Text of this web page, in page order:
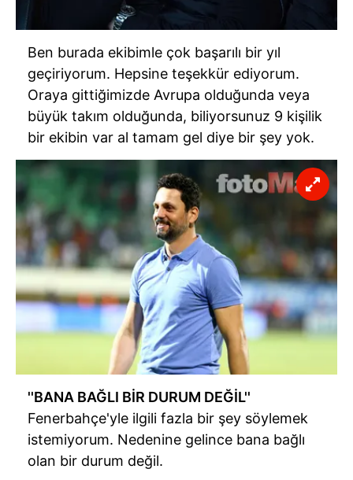
kullanılmaktadır. Diğer çerezler, sitemizin daha işlevsel
kılınması ve kişiselleştirilmesi ve sizlere yönelik
reklam/pazarlama faaliyetlerinin yapılması, amaçlarıyla
sınırlı olarak açık rızanız dahilinde kullanılacaktır.
Çerezlere ilişkin tercihlerinizi aşağıda yer alan panel
vasıtasıyla belirleyebilirsiniz. Çerezlere ilişkin detaylı bilgi
için Ayarlar butonuna tıklayabilir,Çerez Bilgilendirme
Metnimiziziyaret edebilirsiniz.
6698 sayılı Kişisel Verilerin Korunması Kanunu uyarınca
hazırlanmış Aydınlatma Metnimizi okumak ve sitemizde
ilgili mevzuata uygun olarak kullanılan çerezlerle ilgili bilgi
almak için lütfentıklayınız.
Ben burada ekibimle çok başarılı bir yıl
geçiriyorum. Hepsine teşekkür ediyorum.
Oraya gittiğimizde Avrupa olduğunda veya
büyük takım olduğunda, biliyorsunuz 9 kişilik
bir ekibin var al tamam gel diye bir şey yok.
''BANA BAĞLI BİR DURUM DEĞİL''
Fenerbahçe'yle ilgili fazla bir şey söylemek
istemiyorum. Nedenine gelince bana bağlı
olan bir durum değil.